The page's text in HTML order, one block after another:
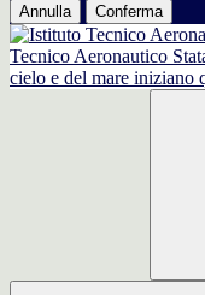
Annulla Conferma
Tecnico Aeronautico
cielo e del mare iniziano